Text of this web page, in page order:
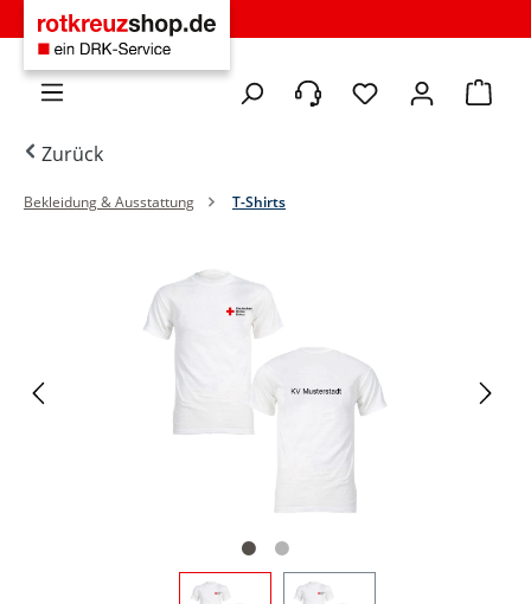
Zum Hauptinhalt springen
Du hast 0
Zurück
Bekleidung & Ausstattung T-Shirts
Bildergalerie überspringen